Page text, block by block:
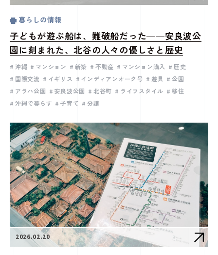
暮らしの情報
子どもが遊ぶ船は、難破船だった──安良波公
園に刻まれた、北谷の人々の優しさと歴史
沖縄 マンション 新築 不動産 マンション購入
歴史
国際交流
イギリス インディアンオーク号 遊具
公園
アラハ公園
安良波公園 北谷町 ライフスタイル
移住
沖縄で暮らす
子育て 分譲
2026.02.20